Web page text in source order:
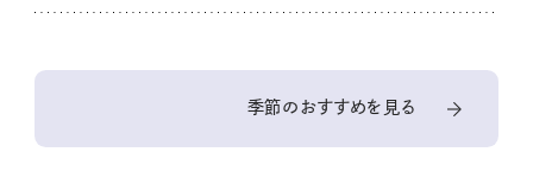
季節のおすすめを見る